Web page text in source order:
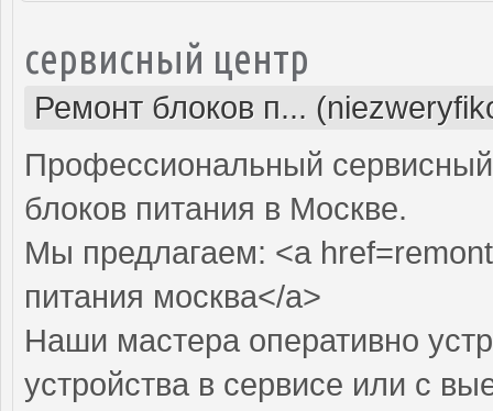
сервисный центр
Ремонт блоков п...
Профессиональный
блоков питания в Москве.
Мы предлагаем: <a
питания москва</a>
Наши мастера оперативно
устройства в сервисе или с